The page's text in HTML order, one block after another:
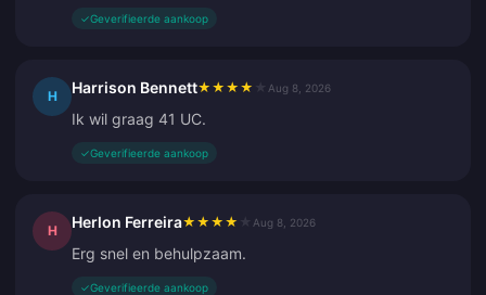
✓Geverifieerde aankoop
H Harrison Bennett★ ★ ★ ★ Aug 8, 2026
Ik wil graag 41 UC.
✓Geverifieerde aankoop
H Herlon Ferreira★ ★ ★ ★ Aug 8, 2026
Erg snel en behulpzaam.
✓Geverifieerde aankoop